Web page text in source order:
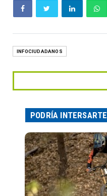
INFOCIUDADANOS
PODRÍA INTERSARTE